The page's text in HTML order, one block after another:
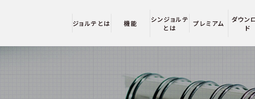
ジョルテとは 機能
シンジョルテ
とは
プレミアム
ダウン
ド